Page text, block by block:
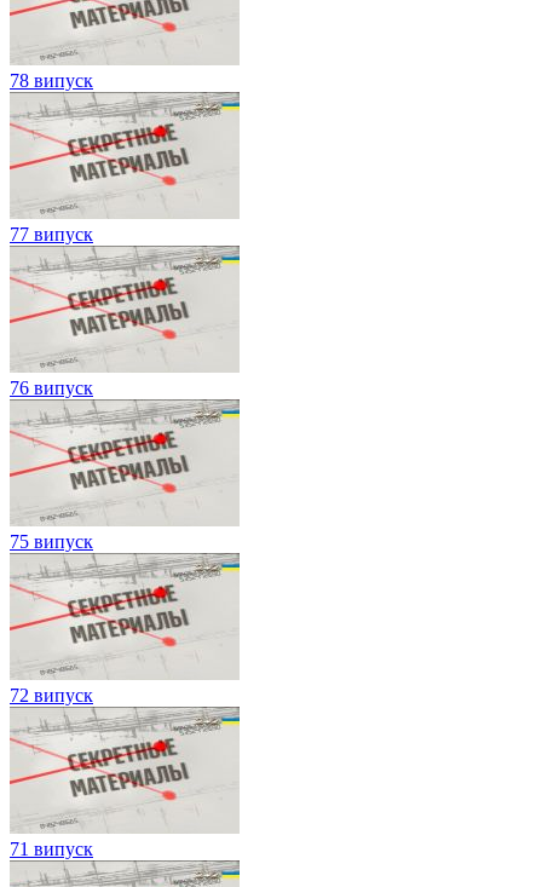
78 випуск
77 випуск
76 випуск
75 випуск
72 випуск
71 випуск